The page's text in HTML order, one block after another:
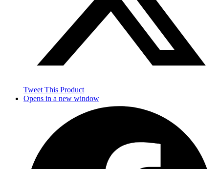
Tweet This Product
Opens in a new window